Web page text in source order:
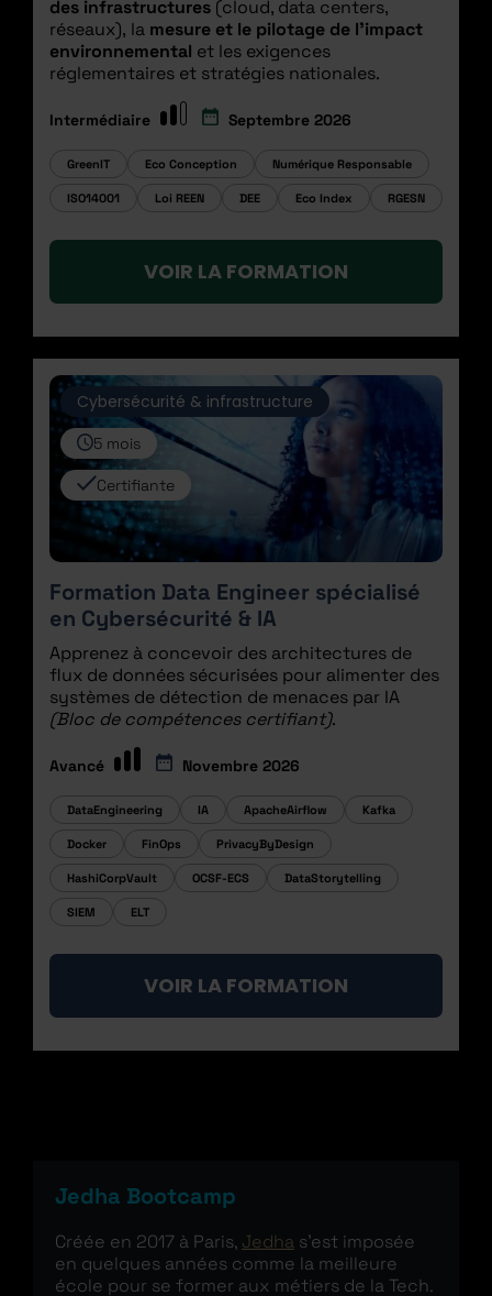
des infrastructures (cloud, data centers,
réseaux), la mesure et le pilotage de l’impact
environnemental et les exigences
réglementaires et stratégies nationales.
Intermédiaire Septembre 2026
GreenIT Eco Conception Numérique Responsable
ISO14001 Loi REEN DEE Eco Index RGESN
VOIR LA FORMATION
Cybersécurité & infrastructure
5 mois
Certifiante
Formation Data Engineer spécialisé
en Cybersécurité & IA
Apprenez à concevoir des architectures de
flux de données sécurisées pour alimenter des
systèmes de détection de menaces par IA
(Bloc de compétences certifiant).
Avancé Novembre 2026
DataEngineering IA ApacheAirflow Kafka
Docker FinOps PrivacyByDesign
HashiCorpVault OCSF-ECS DataStorytelling
SIEM ELT
VOIR LA FORMATION
Jedha Bootcamp
Créée en 2017 à Paris, Jedha s’est imposée
en quelques années comme la meilleure
école pour se former aux métiers de la Tech.